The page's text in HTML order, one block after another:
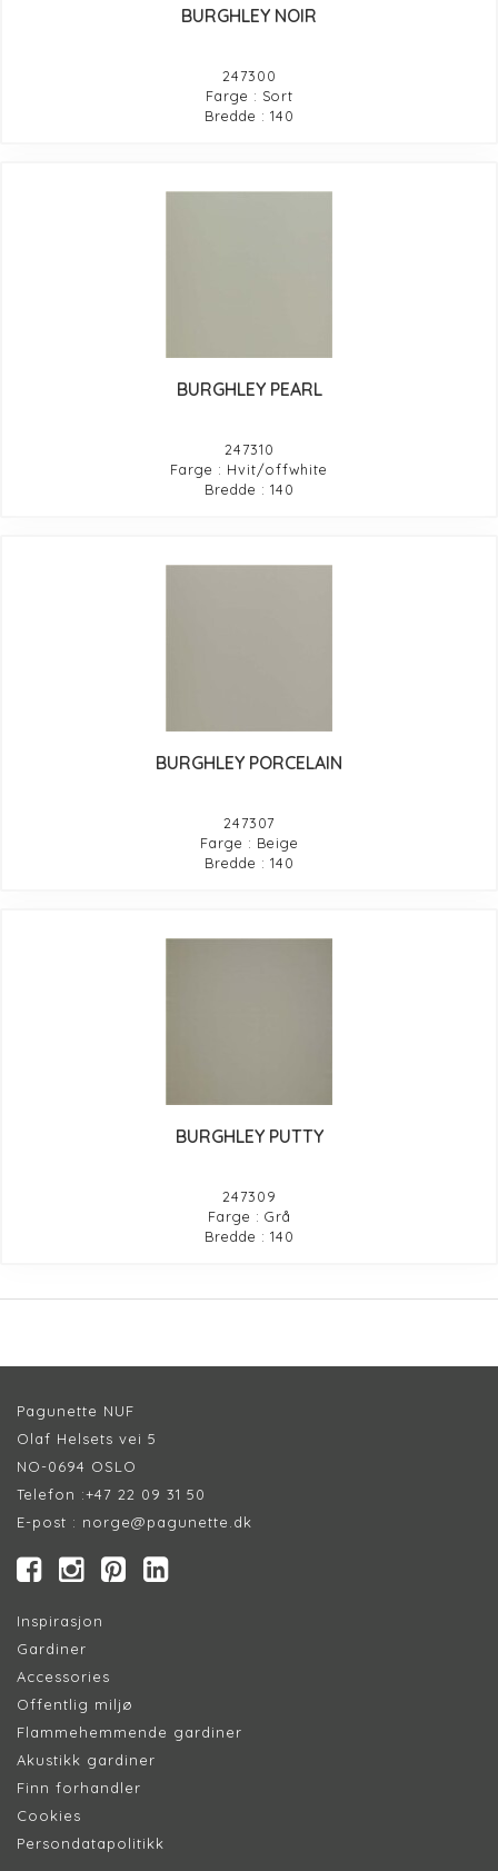
BURGHLEY NOIR
247300
Farge : Sort
Bredde : 140
BURGHLEY PEARL
247310
Farge : Hvit/offwhite
Bredde : 140
BURGHLEY PORCELAIN
247307
Farge : Beige
Bredde : 140
BURGHLEY PUTTY
247309
Farge : Grå
Bredde : 140
Pagunette NUF
Olaf Helsets vei 5
NO-0694 OSLO
Telefon :+47 22 09 31 50
E-post : norge@pagunette.dk
Inspirasjon
Gardiner
Accessories
Offentlig miljø
Flammehemmende gardiner
Akustikk gardiner
Finn forhandler
Cookies
Persondatapolitikk